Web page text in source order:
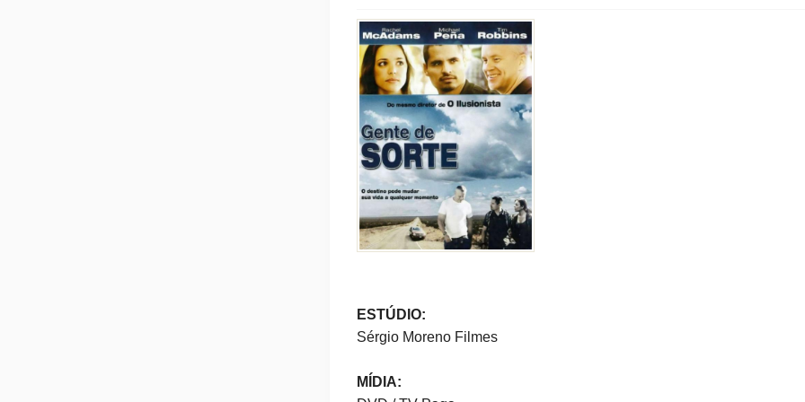
Post Malone (ele mesmo):Raphael Rossatto
Sammy Vendaval:Bruna Mass
Outras vozes:
André Milano, César Marchetti, Leo Delvage, Marcelo Campos, Maria
Rossatto, Reinaldo Rodriguez, Vitor Mello.
Fonte: Créditos Netflix.
ESTÚDIO:
Sérgio Moreno Filmes
MÍDIA: